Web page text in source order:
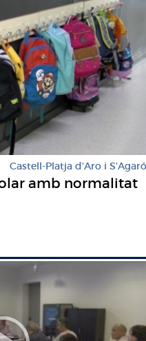
Castell-Platja d'Aro i S'Agaró
amb normalitat